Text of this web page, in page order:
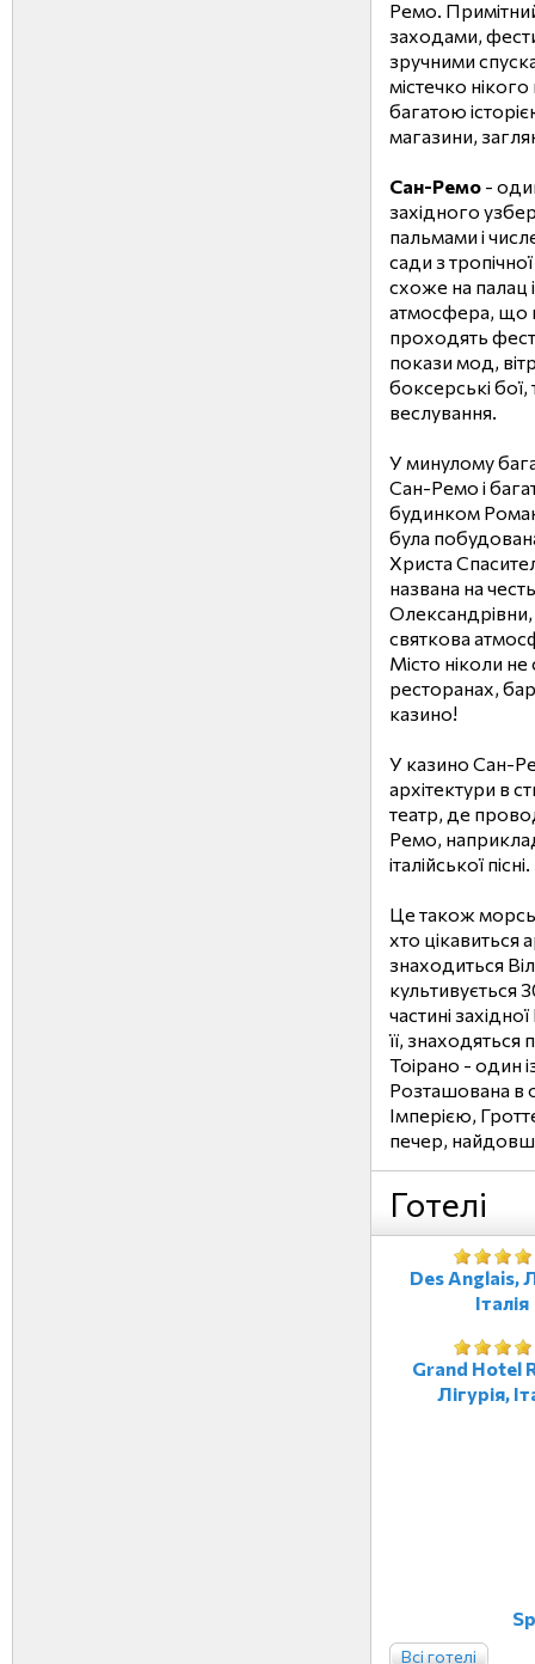
Ремо.
заходами,
зручними
містечко
багатою
магазини,
Сан-Ремо -
західного
пальмами і
сади з
схоже на палац
атмосфера, що
проходять
покази мод,
боксерські бої,
веслування.
У минулому
Сан-Ремо і
будинком
була
Христа
названа на
святкова
Місто ніколи не
ресторанах,
казино!
У казино Сан-
архітектури в
театр, де
Ремо,
італійської пісні.
Це також
хто цікавиться
знаходиться
культивується
частині
її, знаходяться
Тоірано - один
Розташована в
Імперією,
печер,
Готелі
Des Anglais,
Італія
Grand Hotel
Лігурія,
Всі готелі